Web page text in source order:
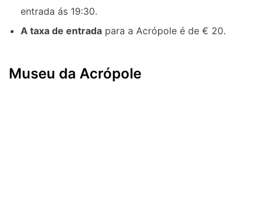
entrada ás 19:30.
A taxa de entrada para a Acrópole é de € 20.
Museu da Acrópole